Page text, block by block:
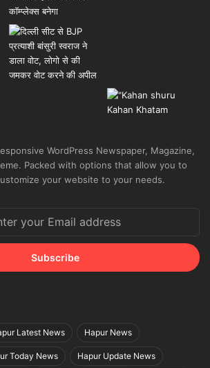
WordPress Newspaper, Magazine,
Packed with options that allow you to
your website to your needs.
Latest News Hapur News
Today News Hapur Update News